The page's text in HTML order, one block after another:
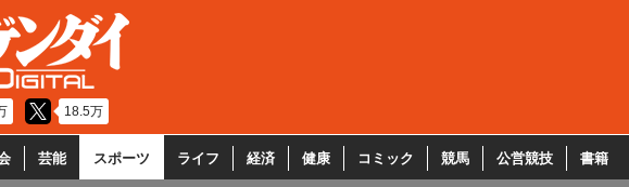
18.5万
芸能 スポーツ ライフ 経済 健康 コミック 競馬 公営競技 書籍